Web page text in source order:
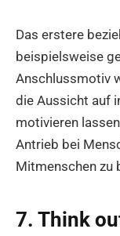
Das erstere
beispielsweise
Anschlussmotiv
die Aussicht auf
motivieren
Antrieb bei
Mitmenschen zu
7. Think